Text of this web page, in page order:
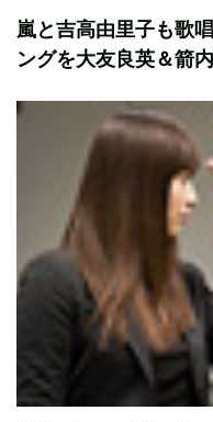
嵐と吉高由里子も歌
ングを大友良英＆箭